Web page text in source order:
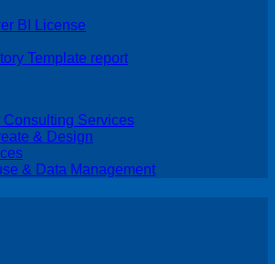
BI License
Template report
Consulting Services
& Design
& Data Management